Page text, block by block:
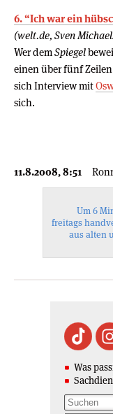
6. “Ich war ein
(welt.de, Sven
Wer demSpiegel
einen über fünf
sich Interview mit
sich.
11.8.2008, 8:51
Um 6
freitags
aus alten
Was